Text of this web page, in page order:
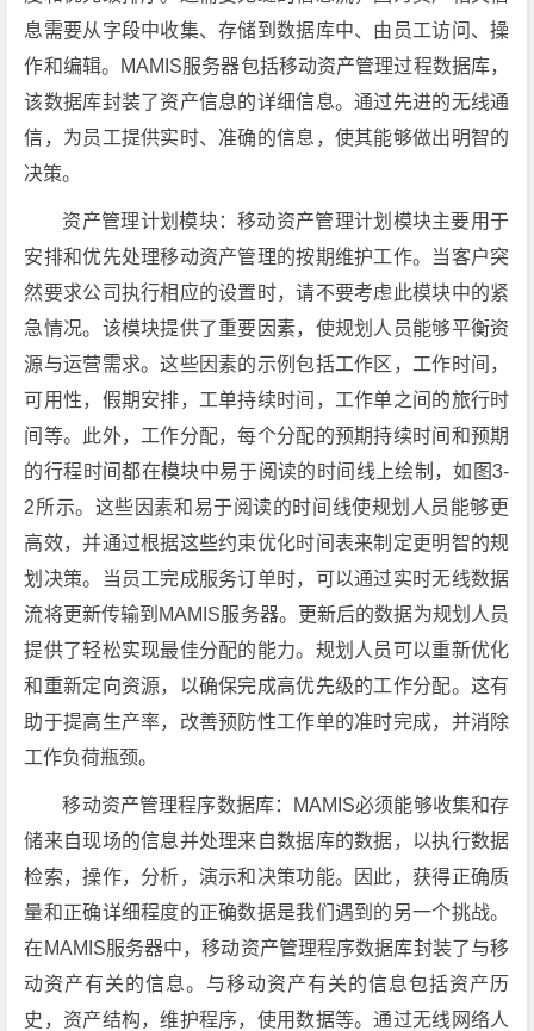
息需要从字段中收集、存储到数据库中、由员工访问、操
作和编辑。MAMIS服务器包括移动资产管理过程数据库，
该数据库封装了资产信息的详细信息。通过先进的无线通
信，为员工提供实时、准确的信息，使其能够做出明智的
决策。
资产管理计划模块：移动资产管理计划模块主要用于
安排和优先处理移动资产管理的按期维护工作。当客户突
然要求公司执行相应的设置时，请不要考虑此模块中的紧
急情况。该模块提供了重要因素，使规划人员能够平衡资
源与运营需求。这些因素的示例包括工作区，工作时间，
可用性，假期安排，工单持续时间，工作单之间的旅行时
间等。此外，工作分配，每个分配的预期持续时间和预期
的行程时间都在模块中易于阅读的时间线上绘制，如图3-
2所示。这些因素和易于阅读的时间线使规划人员能够更
高效，并通过根据这些约束优化时间表来制定更明智的规
划决策。当员工完成服务订单时，可以通过实时无线数据
流将更新传输到MAMIS服务器。更新后的数据为规划人员
提供了轻松实现最佳分配的能力。规划人员可以重新优化
和重新定向资源，以确保完成高优先级的工作分配。这有
助于提高生产率，改善预防性工作单的准时完成，并消除
工作负荷瓶颈。
移动资产管理程序数据库：MAMIS必须能够收集和存
储来自现场的信息并处理来自数据库的数据，以执行数据
检索，操作，分析，演示和决策功能。因此，获得正确质
量和正确详细程度的正确数据是我们遇到的另一个挑战。
在MAMIS服务器中，移动资产管理程序数据库封装了与移
动资产有关的信息。与移动资产有关的信息包括资产历
史，资产结构，维护程序，使用数据等。通过无线网络人